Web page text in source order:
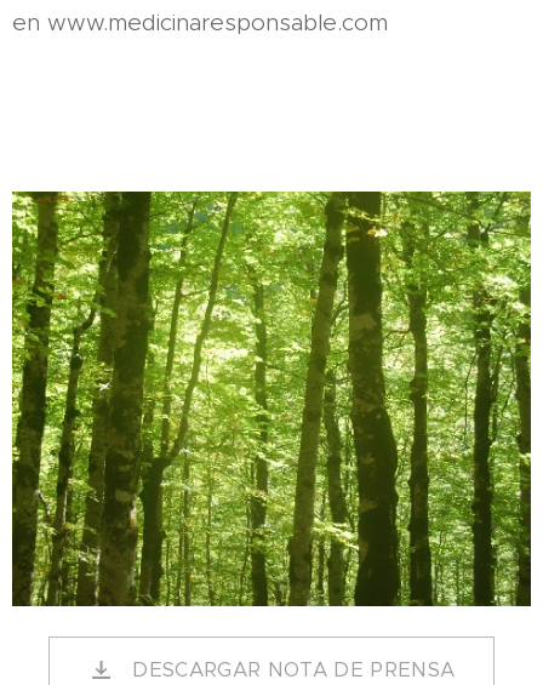
en www.medicinaresponsable.com
DESCARGAR NOTA DE PRENSA